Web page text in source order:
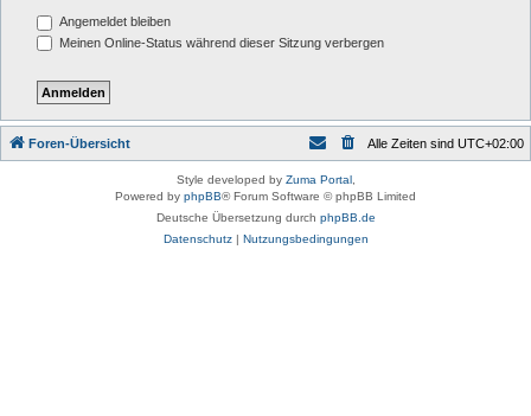
Angemeldet bleiben
Meinen Online-Status während dieser Sitzung verbergen
Foren-Übersicht Alle Zeiten sind UTC+02:00
Style developed by Zuma Portal,
Powered by phpBB® Forum Software © phpBB Limited
Deutsche Übersetzung durch phpBB.de
Datenschutz| Nutzungsbedingungen